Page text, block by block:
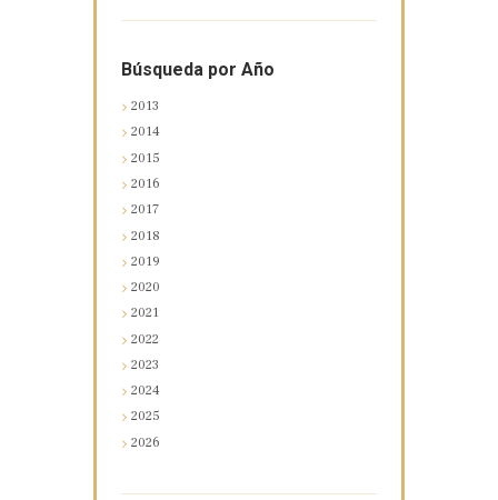
Búsqueda por Año
2013
2014
2015
2016
2017
2018
2019
2020
2021
2022
2023
2024
2025
2026